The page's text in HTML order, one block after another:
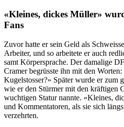
«Kleines, dickes Müller»
Fans
Zuvor hatte er sein Geld als
Arbeiter, und so arbeitete er auch
samt Körpersprache. Der damalige
Cramer begrüsste ihn mit den
Kugelstosser?» Später wurde er zum
wie er den Stürmer mit den kräftigen
wuchtigen Statur nannte. «Kleines,
und Kommentatoren, als sie sich
verzehrten.